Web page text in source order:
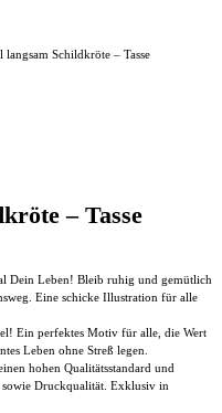
langsam Schildkröte – Tasse
– Tasse
Dein Leben! Bleib ruhig und gemütlich
Eine schicke Illustration für alle
Ein perfektes Motiv für alle, die Wert
Leben ohne Streß legen.
hohen Qualitätsstandard und
sowie Druckqualität. Exklusiv in